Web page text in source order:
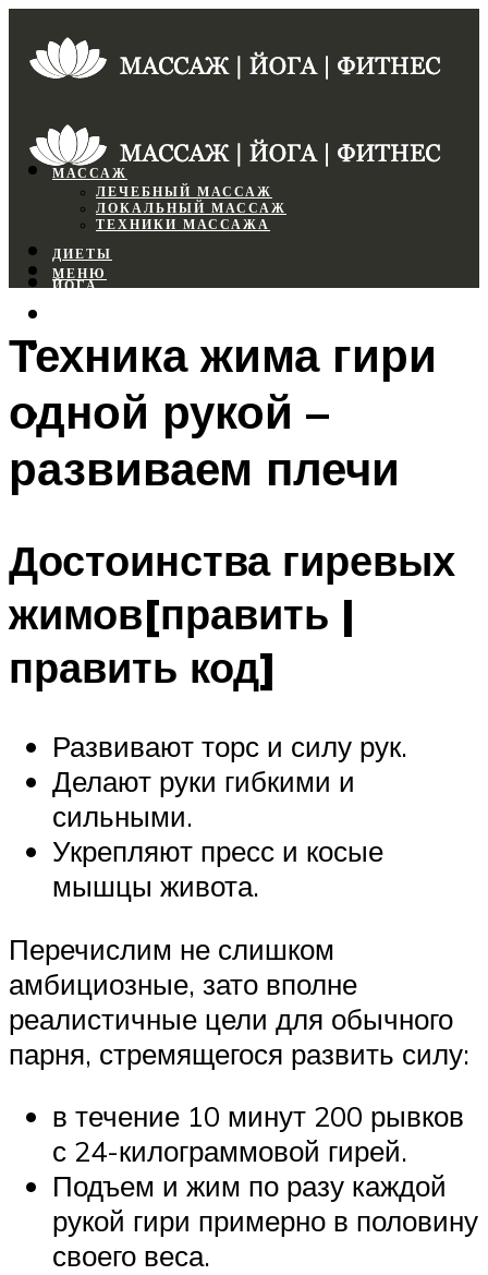
МАССАЖ
ЛЕЧЕБНЫЙ МАССАЖ
ЛОКАЛЬНЫЙ МАССАЖ
ТЕХНИКИ МАССАЖА
ДИЕТЫ
ЙОГА
ФИТНЕС
МЕНЮ
МЕНЮ
Техника жима гири
одной рукой –
развиваем плечи
Достоинства гиревых
жимов[править |
править код]
Развивают торс и силу рук.
Делают руки гибкими и
сильными.
Укрепляют пресс и косые
мышцы живота.
Перечислим не слишком
амбициозные, зато вполне
реалистичные цели для обычного
парня, стремящегося развить силу:
в течение 10 минут 200 рывков
с 24-килограммовой гирей.
Подъем и жим по разу каждой
рукой гири примерно в половину
своего веса.